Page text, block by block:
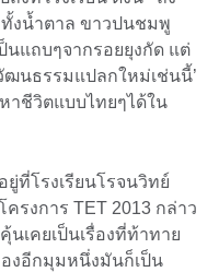
งน้ำตาล ขาวปนชมพู
นแถบๆจากรอยยุงกัด แต่
นธรรมแปลกใหม่เช่นนี้’
าชีวิตแบบไทยๆได้ใน
ยู่ที่โรงเรียนโรจนวิทย์
รงการ TET 2013 กล่าว
นเคยเป็นเรื่องที่ท้าทาย
งอีกมุมหนึ่งมันก็เป็น